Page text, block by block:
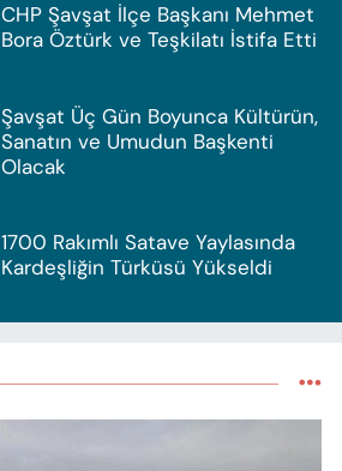
CHP Şavşat İlçe Başkanı Mehmet
Bora Öztürk ve Teşkilatı İstifa Etti
Şavşat Üç Gün Boyunca Kültürün,
Sanatın ve Umudun Başkenti
Olacak
1700 Rakımlı Satave Yaylasında
Kardeşliğin Türküsü Yükseldi